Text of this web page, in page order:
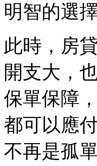
明智的選擇
此時，房
開支大，
保單保障
都可以應
不再是孤